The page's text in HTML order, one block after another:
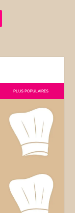
PLUS POPULAIRES